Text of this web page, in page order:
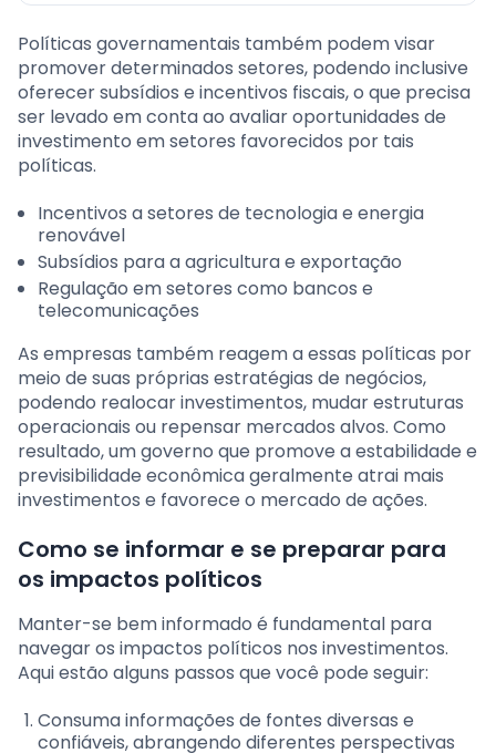
Políticas governamentais também podem visar
promover determinados setores, podendo inclusive
oferecer subsídios e incentivos fiscais, o que precisa
ser levado em conta ao avaliar oportunidades de
investimento em setores favorecidos por tais
políticas.
Incentivos a setores de tecnologia e energia
renovável
Subsídios para a agricultura e exportação
Regulação em setores como bancos e
telecomunicações
As empresas também reagem a essas políticas por
meio de suas próprias estratégias de negócios,
podendo realocar investimentos, mudar estruturas
operacionais ou repensar mercados alvos. Como
resultado, um governo que promove a estabilidade e
previsibilidade econômica geralmente atrai mais
investimentos e favorece o mercado de ações.
Como se informar e se preparar para
os impactos políticos
Manter-se bem informado é fundamental para
navegar os impactos políticos nos investimentos.
Aqui estão alguns passos que você pode seguir:
Consuma informações de fontes diversas e
confiáveis, abrangendo diferentes perspectivas